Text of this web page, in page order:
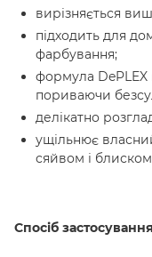
вирізняється
підходить для
фарбування;
формула DePLEX
пориваючи
делікатно
ущільнює
сяйвом і
Спосіб